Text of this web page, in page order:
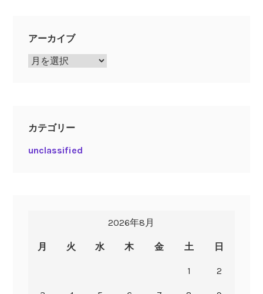
アーカイブ
ア
カテゴリー
unclassified
2026年8月
月 火 水 木 金 土 日
1 2